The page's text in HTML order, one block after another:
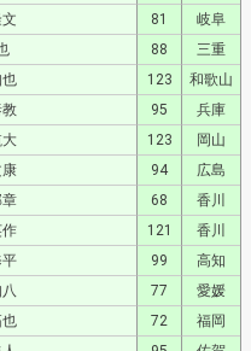
81
岐阜
88 三重
123
和歌山
95 兵庫
123
岡山
94 広島
68
香川
121
香川
99
高知
77
愛媛
72
福岡